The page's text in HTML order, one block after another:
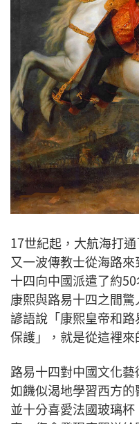
17世紀起，大航海打
又一波傳教士從海路
十四向中國派遣了約
康熙與路易十四之間
諺語說「康熙皇帝和
保護」，就是從這裡來
路易十四對中國文化
如饑似渴地學習西方的
並十分喜愛法國玻璃